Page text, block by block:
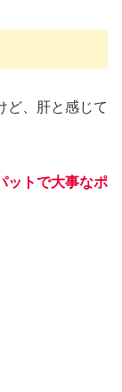
ど、肝と感じて
ットで大事なポ